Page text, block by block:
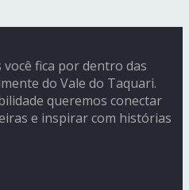
fica por dentro das
do Vale do Taquari.
queremos conectar
e inspirar com histórias